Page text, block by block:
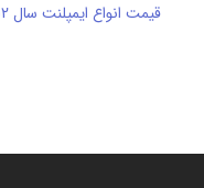
قیمت انواع ایمپلنت سال 1402 | هزینه ایمپلنت دندان با بیمه